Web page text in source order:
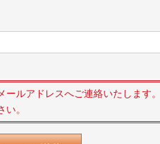
ルアドレスへご連絡いたします。
。